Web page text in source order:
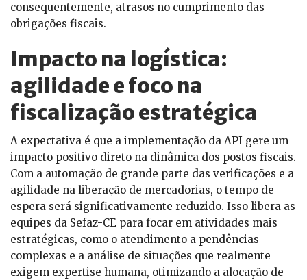
consequentemente, atrasos no cumprimento das
obrigações fiscais.
Impacto na logística:
agilidade e foco na
fiscalização estratégica
A expectativa é que a implementação da API gere um
impacto positivo direto na dinâmica dos postos fiscais.
Com a automação de grande parte das verificações e a
agilidade na liberação de mercadorias, o tempo de
espera será significativamente reduzido. Isso libera as
equipes da Sefaz-CE para focar em atividades mais
estratégicas, como o atendimento a pendências
complexas e a análise de situações que realmente
exigem expertise humana, otimizando a alocação de